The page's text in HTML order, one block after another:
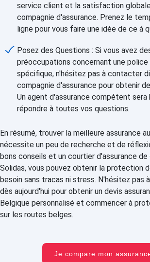
service client et la satisfaction
compagnie d'assurance. Prenez le
ligne pour vous faire une idée de ce à
Posez des Questions : Si vous avez
préoccupations concernant une police
spécifique, n'hésitez pas à contacter
compagnie d'assurance pour obtenir
Un agent d'assurance compétent sera
répondre à toutes vos questions.
En résumé, trouver la meilleure assurance
nécessite un peu de recherche et de
bons conseils et un courtier d'assurance
Solidas, vous pouvez obtenir la protection
besoin sans tracas ni stress. N'hésitez pas
dès aujourd'hui pour obtenir un devis
Belgique personnalisé et commencer à
sur les routes belges.
Je compare mon